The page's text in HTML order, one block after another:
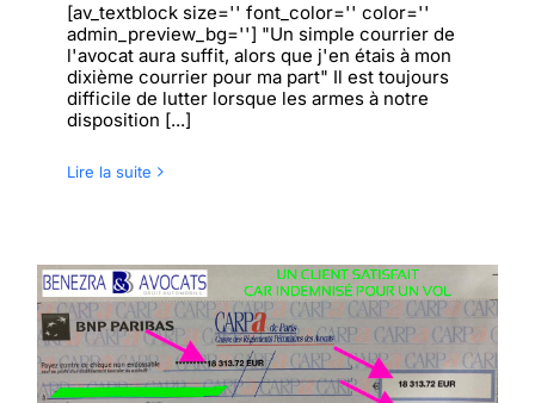
[av_textblock size='' font_color='' color=''
admin_preview_bg=''] "Un simple courrier de
l'avocat aura suffit, alors que j'en étais à mon
dixième courrier pour ma part" Il est toujours
difficile de lutter lorsque les armes à notre
disposition [...]
Lire la suite